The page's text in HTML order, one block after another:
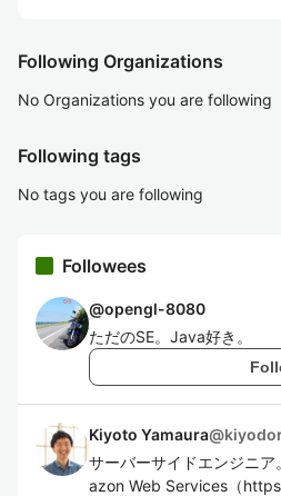
Following Organizations
No Organizations you are following
Following tags
No tags you are following
Followees
@opengl-8080
ただのSE。Java好き。
Kiyoto Yamaura@
サーバーサイドエンジニ
azon Web Services（